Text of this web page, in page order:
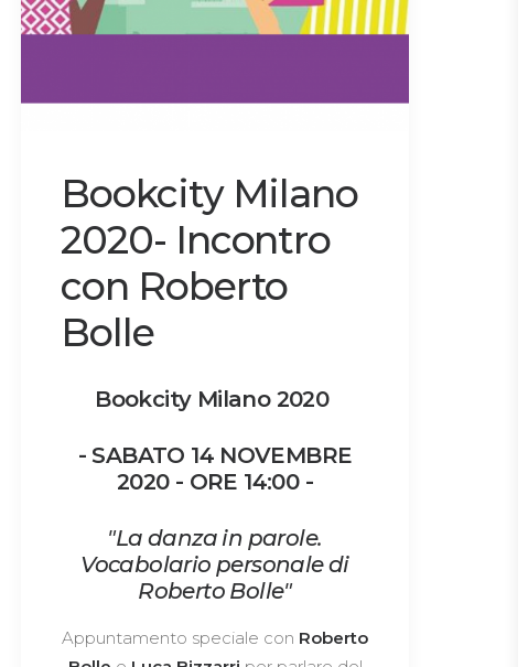
Bookcity Milano
2020- Incontro
con Roberto
Bolle
Bookcity Milano 2020
- SABATO 14 NOVEMBRE
2020 - ORE 14:00 -
"La danza in parole.
Vocabolario personale di
Roberto Bolle"
Appuntamento speciale con Roberto